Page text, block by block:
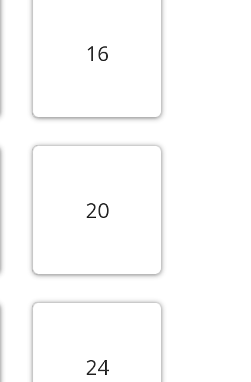
16
20
24